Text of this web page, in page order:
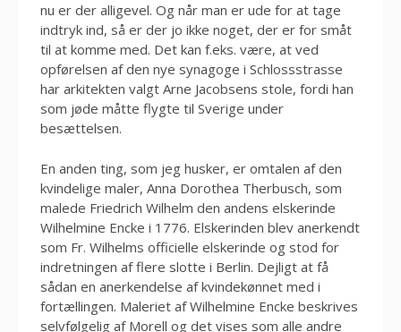
nu er der alligevel. Og når man er ude for at tage
indtryk ind, så er der jo ikke noget, der er for småt
til at komme med. Det kan f.eks. være, at ved
opførelsen af den nye synagoge i Schlossstrasse
har arkitekten valgt Arne Jacobsens stole, fordi han
som jøde måtte flygte til Sverige under
besættelsen.
En anden ting, som jeg husker, er omtalen af den
kvindelige maler, Anna Dorothea Therbusch, som
malede Friedrich Wilhelm den andens elskerinde
Wilhelmine Encke i 1776. Elskerinden blev anerkendt
som Fr. Wilhelms officielle elskerinde og stod for
indretningen af flere slotte i Berlin. Dejligt at få
sådan en anerkendelse af kvindekønnet med i
fortællingen. Maleriet af Wilhelmine Encke beskrives
selvfølgelig af Morell og det vises som alle andre